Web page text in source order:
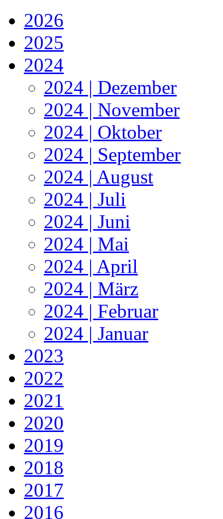
2026
2025
2024
2024 | Dezember
2024 | November
2024 | Oktober
2024 | September
2024 | August
2024 | Juli
2024 | Juni
2024 | Mai
2024 | April
2024 | März
2024 | Februar
2024 | Januar
2023
2022
2021
2020
2019
2018
2017
2016